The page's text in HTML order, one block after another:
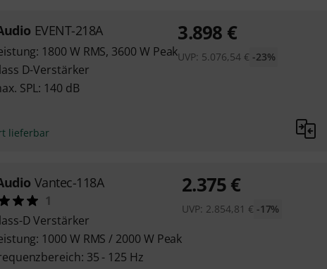
EVENT-218A
1800 W RMS, 3600 W Peak
D-Verstärker
SPL: 140 dB
lieferbar
3.898 €
UVP: 5.076,54 € -23%
Vantec-118A
1
D Verstärker
1000 W RMS / 2000 W Peak
35 - 125 Hz
2.375€
UVP: 2.854,81 € -17%